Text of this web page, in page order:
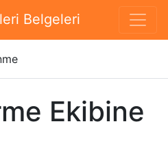
Belgeleri
Ekibine